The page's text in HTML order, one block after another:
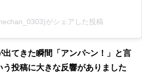
がシェアした投稿
てきた瞬間「アンパ~ン！」と言
う投稿に大きな反響がありました